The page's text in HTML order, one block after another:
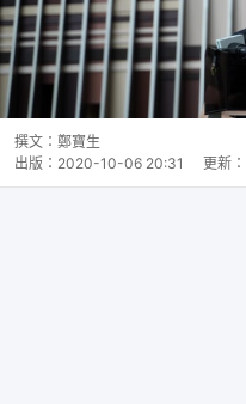
撰文： 鄭寶生
出版： 2020-10-06 20:31 更新：